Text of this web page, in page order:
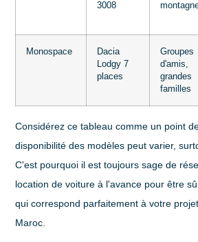
3008
Monospace
Dacia
Lodgy 7
places
Groupes
d'amis,
grandes
familles
Considérez ce tableau comme un point
disponibilité des modèles peut varier,
C'est pourquoi il est toujours sage de
location de voiture à l'avance pour être
qui correspond parfaitement à votre
Maroc.